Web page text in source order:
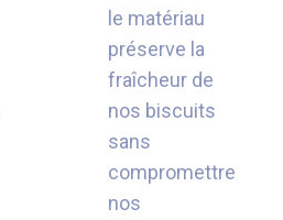
le matériau
préserve la
fraîcheur de
nos biscuits
sans
compromettre
nos